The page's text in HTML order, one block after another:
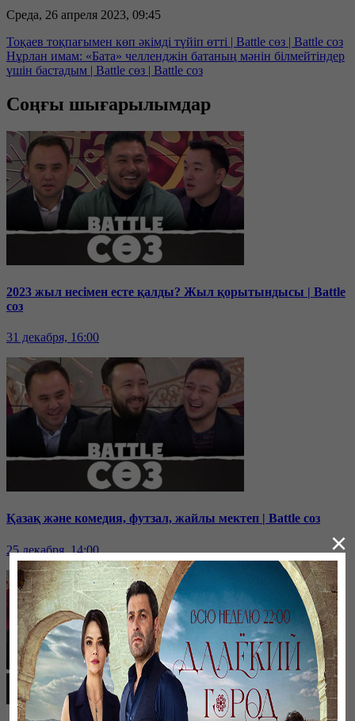
Среда, 26 апреля 2023, 09:45
Тоқаев тоқпағымен көп әкімді түйіп өтті | Battle сөз | Battle соз
Нұрлан имам: «Бата» челленджін батаның мәнін білмейтіндер
үшін бастадым | Battle сөз | Battle соз
Соңғы шығарылымдар
2023 жыл несімен есте қалды? Жыл қорытындысы | Battle
соз
31 декабря, 16:00
Қазақ және комедия, футзал, жайлы мектеп | Battle соз
25 декабря, 14:00 ×